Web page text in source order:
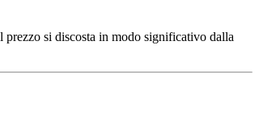
prezzo si discosta in modo significativo dalla